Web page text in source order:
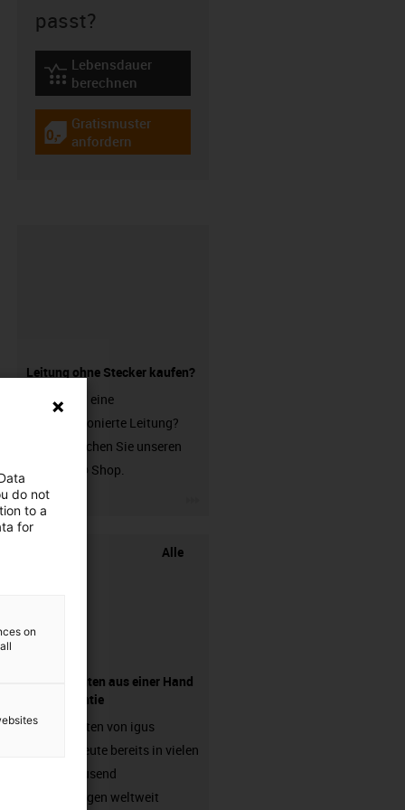
passt?
igus-icon-lebensdauerrechner
Lebensdauer
berechnen
igus-icon-gratismuster
Gratismuster
anfordern
Leitung ohne Stecker kaufen?
Sie suchen eine
unkonfektionierte Leitung?
Dann besuchen Sie unseren
chainflex® Shop.
Alle
Komponenten aus einer Hand
- mit Garantie
Energieketten von igus
arbeiten heute bereits in vielen
hunderttausend
Anwendungen weltweit
do not
to a
for
on